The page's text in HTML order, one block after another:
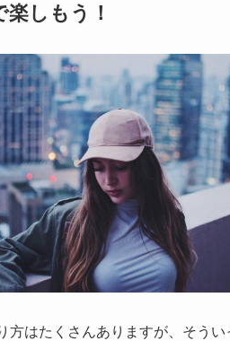
しもう！
方はたくさんありますが、そう